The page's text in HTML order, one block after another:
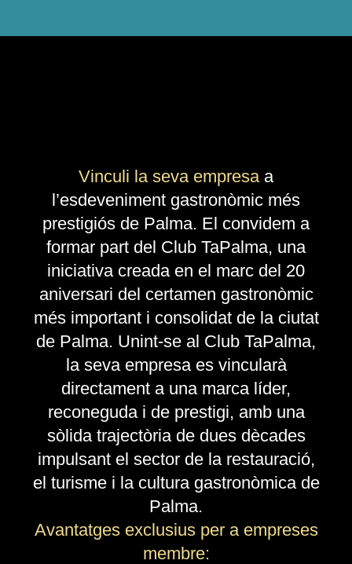
Vinculi la seva empresaa
l’esdeveniment gastronòmic més
prestigiós de Palma. El convidem a
formar part del Club TaPalma, una
iniciativa creada en el marc del 20
aniversari del certamen gastronòmic
més important i consolidat de la ciutat
de Palma. Unint-se al Club TaPalma,
la seva empresa es vincularà
directament a una marca líder,
reconeguda i de prestigi, amb una
sòlida trajectòria de dues dècades
impulsant el sector de la restauració,
el turisme i la cultura gastronòmica de
Palma.
Avantatges exclusius per a empreses
membre: